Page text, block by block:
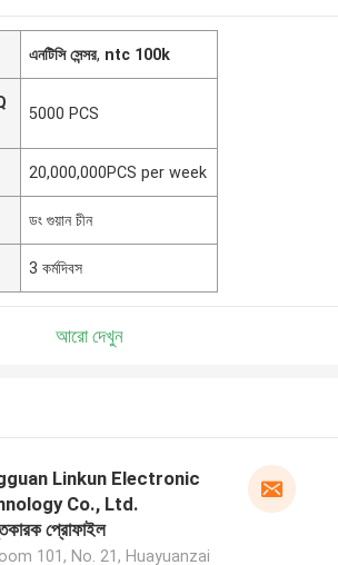
এনটিসি সেন্সর, ntc 100k
5000 PCS
20,000,000PCS per week
ডং গুয়ান চীন
3 কর্মদিবস
আরো দেখুন
Linkun Electronic
Co., Ltd.
প্রোফাইল
101, No. 21, Huayuanzai